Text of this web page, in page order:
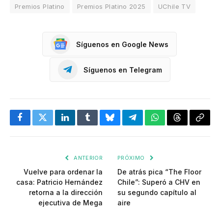
Premios Platino
Premios Platino 2025 UChile TV
Síguenos en Google News
Síguenos en Telegram
FacebookTwitterLinkedInTumblrBlueskyTelegramWhatsApp
Threads
ANTERIOR
Vuelve para ordenar la
casa: Patricio Hernández
retorna a la dirección
ejecutiva de Mega
PRÓXIMO
De atrás pica “The Floor
Chile”: Superó a CHV en
su segundo capítulo al
aire